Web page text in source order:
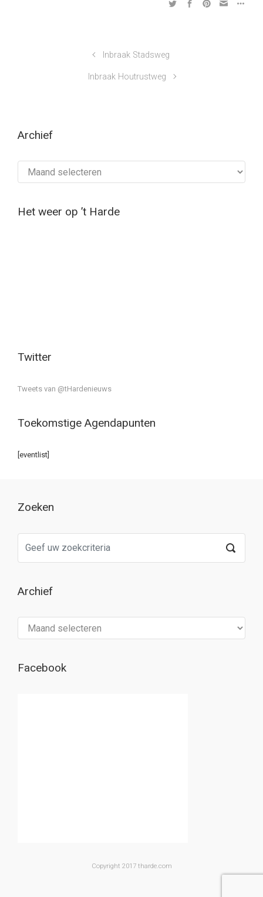
Inbraak Stadsweg
Inbraak Houtrustweg
Archief
Het weer op ’t Harde
Twitter
Tweets van @tHardenieuws
Toekomstige Agendapunten
[eventlist]
Zoeken
Archief
Facebook
Copyright 2017 tharde.com